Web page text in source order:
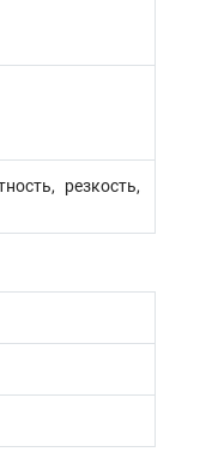
резкость,